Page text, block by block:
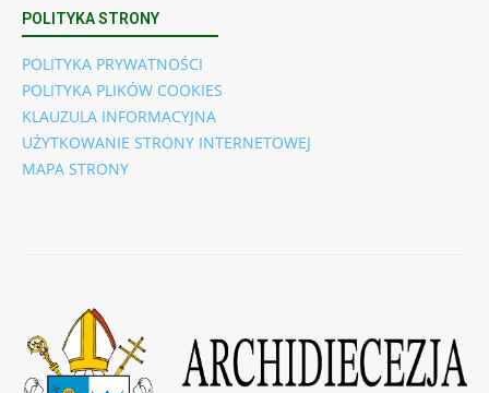
POLITYKA STRONY
POLITYKA PRYWATNOŚCI
POLITYKA PLIKÓW COOKIES
KLAUZULA INFORMACYJNA
UŻYTKOWANIE STRONY INTERNETOWEJ
MAPA STRONY